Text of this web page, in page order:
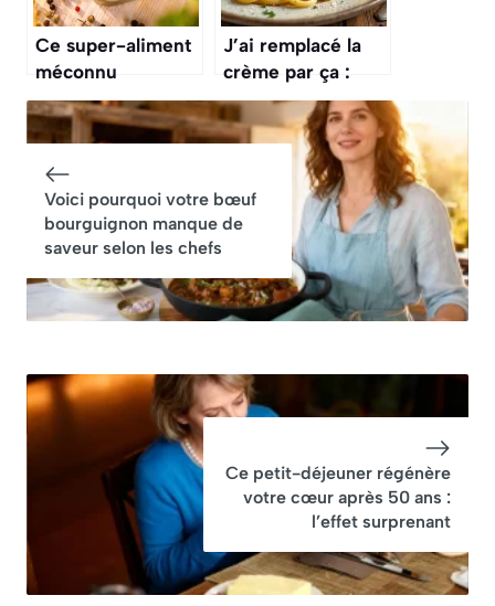
Ce super-aliment
méconnu
bouleverse la
santé des experts
J’ai remplacé la
crème par ça :
tout le monde
réclame ma
recette (plus
léger, bluffant !)
Voici pourquoi votre bœuf
bourguignon manque de
saveur selon les chefs
Ce petit-déjeuner régénère
votre cœur après 50 ans :
l’effet surprenant